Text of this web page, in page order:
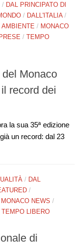
/ DAL PRINCIPATO DI
/ DALL'ITALIA /
AMBIENTE / MONACO
/ TEMPO
Monaco
record dei
la sua 35ª edizione
un record: dal 23
/ DAL
/
MONACO NEWS /
TEMPO LIBERO
di